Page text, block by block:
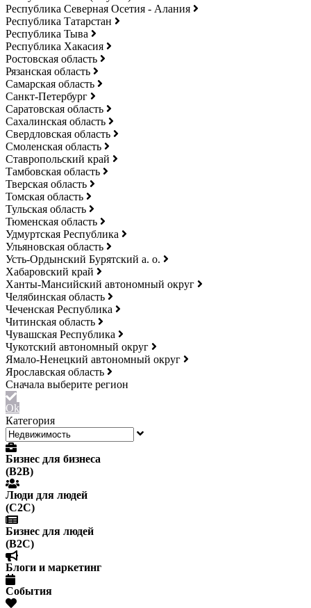
Республика Северная Осетия - Алания
Республика Татарстан
Республика Тыва
Республика Хакасия
Ростовская область
Рязанская область
Самарская область
Санкт-Петербург
Саратовская область
Сахалинская область
Свердловская область
Смоленская область
Ставропольский край
Тамбовская область
Тверская область
Томская область
Тульская область
Тюменская область
Удмуртская Республика
Ульяновская область
Усть-Ордынский Бурятский а. о.
Хабаровский край
Ханты-Мансийский автономный округ
Челябинская область
Чеченская Республика
Читинская область
Чувашская Республика
Чукотский автономный округ
Ямало-Ненецкий автономный округ
Ярославская область
Ok
Категория
Бизнес для бизнеса
(B2B)
Люди для людей
(С2С)
Бизнес для людей
(B2C)
Блоги и маркетинг
События